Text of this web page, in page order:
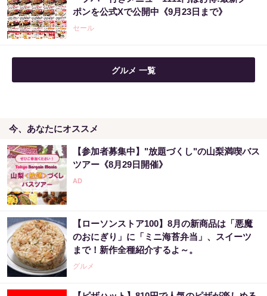
ポンを公式Xで公開中《9月23日まで》
セール
グルメ 一覧
今、あなたにオススメ
【参加者募集中】"放題づくし"の山梨満喫バス
ツアー《8月29日開催》
【ローソンストア100】8月の新商品は「悪魔
のおにぎり」に「ミニ海苔弁当」、スイーツ
まで！新作全種紹介するよ～。
グルメ